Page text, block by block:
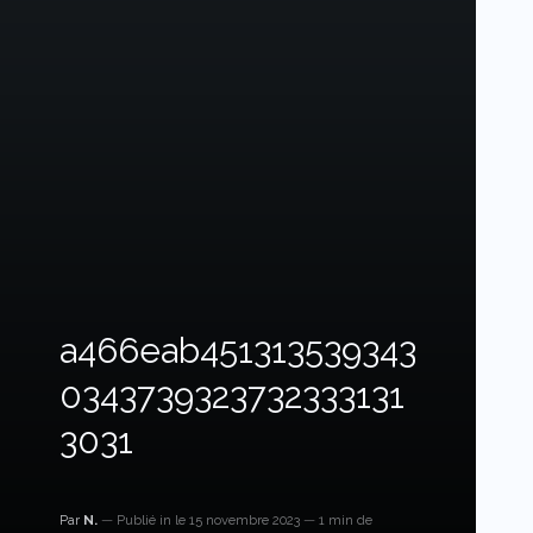
a466eab451313539343
0343739323732333131
3031
Par N. Publié in le 15 novembre 2023
1 min de